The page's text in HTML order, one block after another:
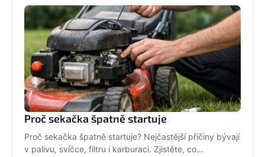
Proč sekačka špatně startuje
Proč sekačka špatně startuje? Nejčastější příčiny bývají
v palivu, svíčce, filtru i karburaci. Zjistěte, co